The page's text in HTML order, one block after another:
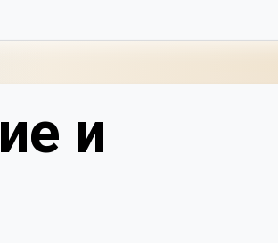
и